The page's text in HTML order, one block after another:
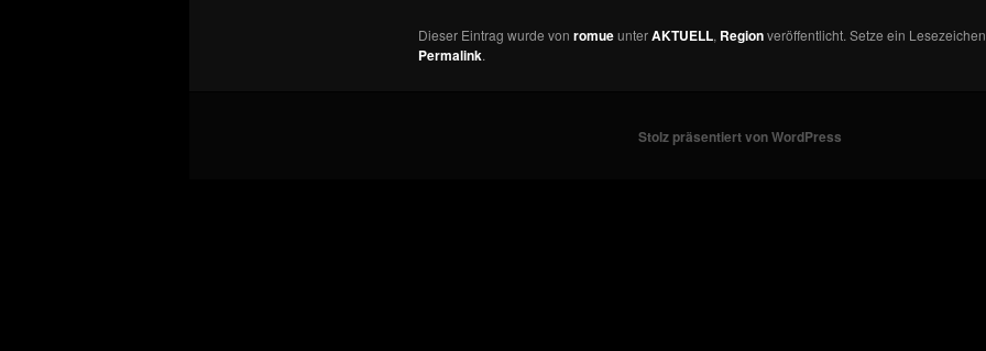
Dieser Eintrag wurde von romueunterAKTUELL, Regionveröffentlicht. Setze ein
Permalink.
Stolz präsentiert von WordPress